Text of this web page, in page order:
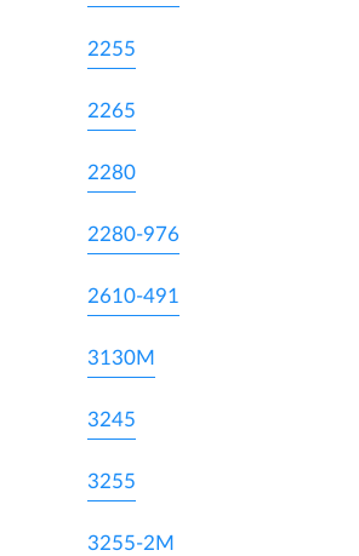
2255
2265
2280
2280-976
2610-491
3130M
3245
3255
3255-2M